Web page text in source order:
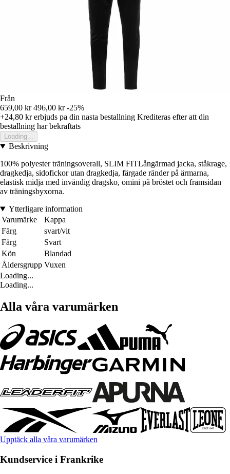
Från
659,00 kr 496,00 kr -25%
+24,80 krerbjuds pa din nasta bestallning Krediteras efter att din
bestallning har bekraftats
Loading...
Beskrivning
100% polyester träningsoverall, SLIM FITLångärmad jacka, ståkrage,
dragkedja, sidofickor utan dragkedja, färgade ränder på ärmarna,
elastisk midja med invändig dragsko, omini på bröstet och framsidan
av träningsbyxorna.
Ytterligare information
Varumärke
Kappa
Färg
svart/vit
Färg
Svart
Kön
Blandad
Åldersgrupp Vuxen
Loading...
Loading...
Alla våra varumärken
Upptäck alla våra varumärken
Kundservice i Frankrike